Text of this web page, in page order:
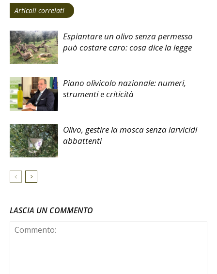
Articoli correlati
Espiantare un olivo senza permesso
può costare caro: cosa dice la legge
Piano olivicolo nazionale: numeri,
strumenti e criticità
Olivo, gestire la mosca senza larvicidi
abbattenti
LASCIA UN COMMENTO